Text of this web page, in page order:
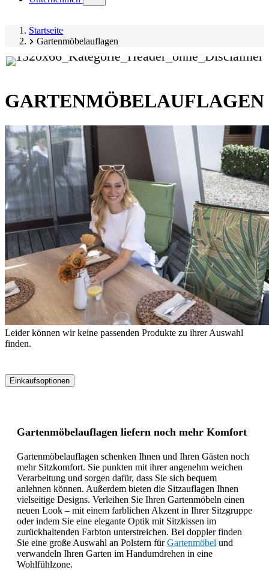
submenu)
Startseite
Gartenmöbelauflagen
GARTENMÖBELAUFLAGEN
Einkaufsoptionen
Leider können wir keine passenden Produkte zu ihrer Auswahl
finden.
Gartenmöbelauflagen liefern noch mehr Komfort
Gartenmöbelauflagen schenken Ihnen und Ihren Gästen noch
mehr Sitzkomfort. Sie punkten mit ihrer angenehm weichen
Verarbeitung und sorgen dafür, dass Sie sich bequem
anlehnen können. Außerdem bieten die Sitzauflagen Ihnen
vielseitige Designs. Verleihen Sie Ihren Gartenmöbeln einen
neuen Look – mit einem farblichen Akzent in Ihrer Sitzgruppe
oder indem Sie eine elegante Optik mit Sitzkissen im
zurückhaltenden Farbton unterstreichen. Bei doppler finden
Sie eine große Auswahl an Polstern fürGartenmöbel und
verwandeln Ihren Garten im Handumdrehen in eine
Wohlfühlzone.